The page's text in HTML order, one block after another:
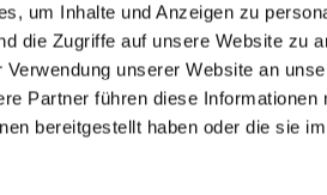
um Inhalte und Anzeigen zu
die Zugriffe auf unsere Website zu
unserer Website an
Partner führen diese
bereitgestellt haben oder die sie
Anzahl